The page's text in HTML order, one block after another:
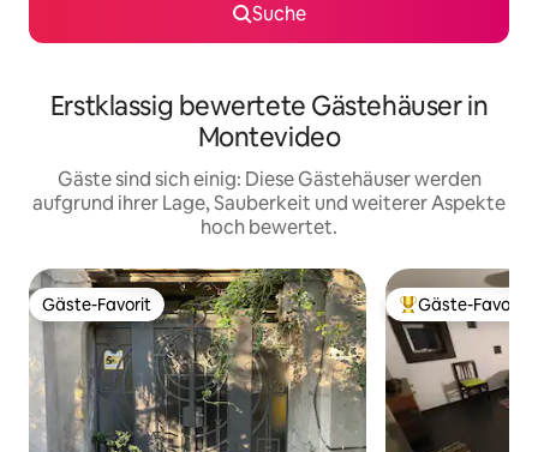
Suche
Erstklassig bewertete Gästehäuser in
Montevideo
Gäste sind sich einig: Diese Gästehäuser werden
aufgrund ihrer Lage, Sauberkeit und weiterer Aspekte
hoch bewertet.
Gäste-Favorit
Gäste-Favorit Beliebter Gäste-
Gäste-Favorit